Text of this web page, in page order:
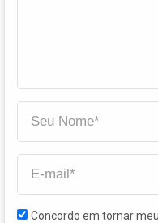
Concordo em tornar